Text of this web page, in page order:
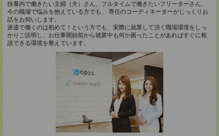
扶養内で働きたい主婦（夫）さん、フルタイムで働きたいフリーターさん、
今の職場で悩みを抱えている方でも、 専任のコーディネーターがじっくりお
話をお伺いします。
派遣で働くのは初めて！という方でも、実際に就業して頂く職場環境をしっ
かりご説明し、お仕事開始前から就業中も何か困ったことがあればすぐに相
談できる環境を整えています。